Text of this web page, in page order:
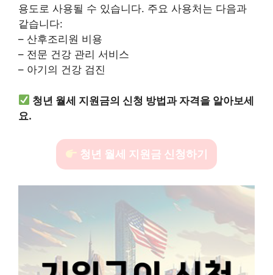
용도로 사용될 수 있습니다. 주요 사용처는 다음과
같습니다:
– 산후조리원 비용
– 전문 건강 관리 서비스
– 아기의 건강 검진
청년 월세 지원금의 신청 방법과 자격을 알아보세
요.
청년 월세 지원금 신청하기